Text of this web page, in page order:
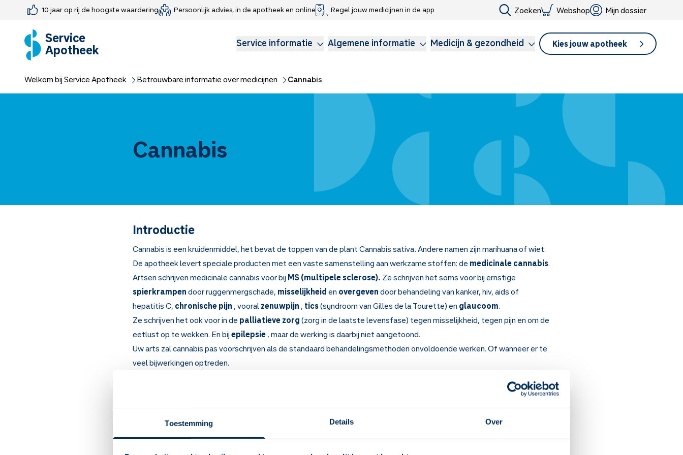
Toestemming Details Over
10 jaar op rij de hoogste waardering Persoonlijk advies, in de apotheek en online Regel jouw medicijnen in de app Zoeken Webshop Mijn dossier
Service
Apotheek Service informatie Algemene informatie Medicijn & gezondheid Kies jouw apotheek
Farmaceutisch consult
Medicijn-APK
Webshop
Jouw medische gegevens delen
Klachtenregeling
Medicijnen voor kinderen
Longzorg
Welkom bij Service Apotheek Betrouwbare informatie over medicijnen Cannabis
Cannabis
Introductie
Cannabis is een kruidenmiddel, het bevat de toppen van de plant Cannabis sativa. Andere namen zijn marihuana of wiet.
De apotheek levert speciale producten met een vaste samenstelling aan werkzame stoffen: de medicinale cannabis.
Artsen schrijven medicinale cannabis voor bij MS (multipele sclerose). Ze schrijven het soms voor bij ernstige
spierkrampendoor ruggenmergschade, misselijkheiden overgevendoor behandeling van kanker, hiv, aids of
hepatitis C, chronische pijn , vooralzenuwpijn , tics(syndroom van Gilles de la Tourette) en glaucoom.
Ze schrijven het ook voor in de palliatieve zorg(zorg in de laatste levensfase) tegen misselijkheid, tegen pijn en om de
eetlust op te wekken. En bijepilepsie, maar de werking is daarbij niet aangetoond.
Uw arts zal cannabis pas voorschrijven als de standaard behandelingsmethoden onvoldoende werken. Of wanneer er te
veel bijwerkingen optreden.
zenuwpijn. Verder zorgt het voor een lagere druk in uw oogbol en voor meer eetlust.
Bij multipele sclerose (MS), ernstige spierkrampen door ruggenmergschade en chronische pijn (vooral zenuwpijn). Bij
misselijk voelen en overgeven (door behandeling van kanker, hiv, aids of hepatitis C). Verder ook bij tics (syndroom